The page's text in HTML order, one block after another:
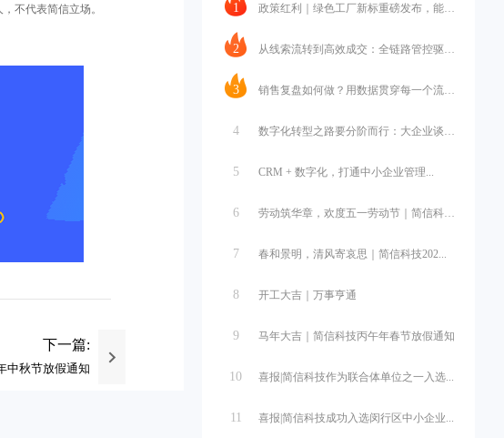
1 政策红利｜绿色工厂新标重磅发布，能碳...
2 从线索流转到高效成交：全链路管控驱动...
3 销售复盘如何做？用数据贯穿每一个流程...
4 数字化转型之路要分阶而行：大企业谈战...
5 CRM + 数字化，打通中小企业管理...
6 劳动筑华章，欢度五一劳动节｜简信科技...
7 春和景明，清风寄哀思｜简信科技202...
8 开工大吉｜万事亨通
9 马年大吉｜简信科技丙午年春节放假通知
10 喜报|简信科技作为联合体单位之一入选...
11 喜报|简信科技成功入选闵行区中小企业...
不代表简信立场。
下一篇:
中秋节放假通知